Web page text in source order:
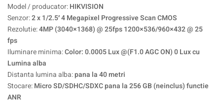
Model / producator:HIKVISION
Senzor:2 x 1/2.5′ 4 Megapixel Progressive Scan CMOS
Rezolutie:4MP (3040×1368) @ 25fps 1200×536/960×432 @ 25
fps
Iluminare minima:Color: 0.0005 Lux @(F1.0 AGC ON) 0 Lux cu
Lumina alba
Distanta lumina alba:pana la 40 metri
Stocare:Micro SD/SDHC/SDXC pana la 256 GB (neinclus) functie
ANR